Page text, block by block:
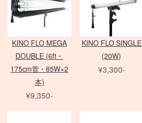
PHASE ONE IQシリーズ
PHASE ONE 中判カメラ
デジタルアクセサリ
モニター用 アクセサリ
ケーブル / アダプター
PC / PC-E レンズ
AI レンズ
アクセサリ
スピードライト
レリーズ
Sony Lens
セコールD レンズ
オールド AFレンズ
アクセサリ
FUJIFILM GFX
大判 在庫リスト
QUICK-SET
Kenko
ND フィルター
電源部
モノブロック
ARRI
Profoto
Phottix
Manfrotto
Avenger
Other Brand
折り畳みレフ
ロールレフ
スクリムジム
ライトパネル
布/フレーム/他
KINO FLO MEGA
DOUBLE (6ft・
175cm菅・85W×2
本)
¥9,350-
KINO FLO SINGLE
(20W)
¥3,300-